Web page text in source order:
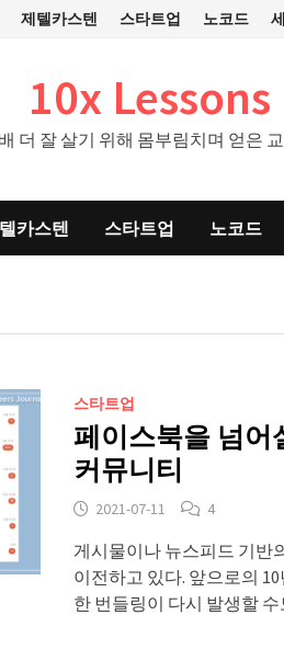
제텔카스텐 스타트업 노코드
10x Lessons
더 잘 살기 위해 몸부림치며 얻은
카스텐 스타트업 노코드
스타트업
페이스북을 넘어
커뮤니티
2021-07-11 4
게시물이나 뉴스피드 기반
이전하고 있다. 앞으로의
한 번들링이 다시 발생할 수